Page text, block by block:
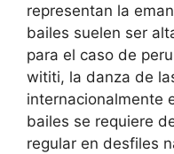
representan la
bailes suelen ser
para el caso de
wititi, la danza de
internacionalmente
bailes se requiere
regular en desfiles